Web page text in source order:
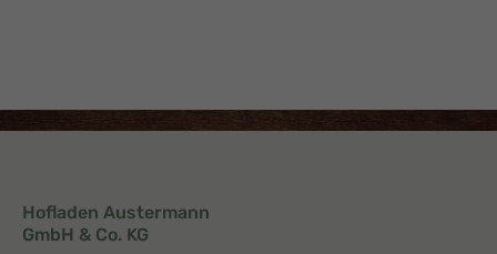
Hofladen Austermann
GmbH & Co. KG